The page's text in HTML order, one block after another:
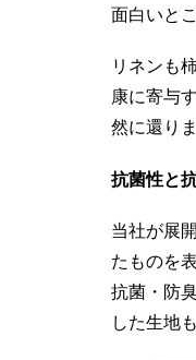
面白いと
リネンも
康に寄与
然に還り
抗菌性と
当社が展
たものを
抗菌・防
した生地